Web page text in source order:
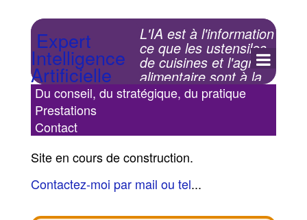
Expert
Intelligence
Artificielle
L'IA est à l'information
ce que les ustensiles
de cuisines et l'agro-
alimentaire sont à la
nourriture depuis les
années 60-80.
Du conseil, du stratégique, du pratique
Prestations
Contact
Site en cours de construction.
Contactez-moi par mail ou tel...